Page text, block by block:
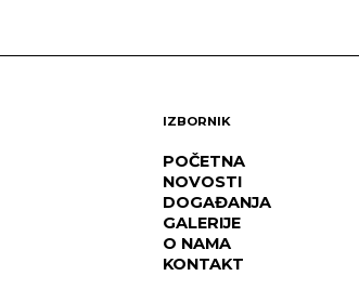
IZBORNIK
POČETNA
NOVOSTI
DOGAĐANJA
GALERIJE
O NAMA
KONTAKT